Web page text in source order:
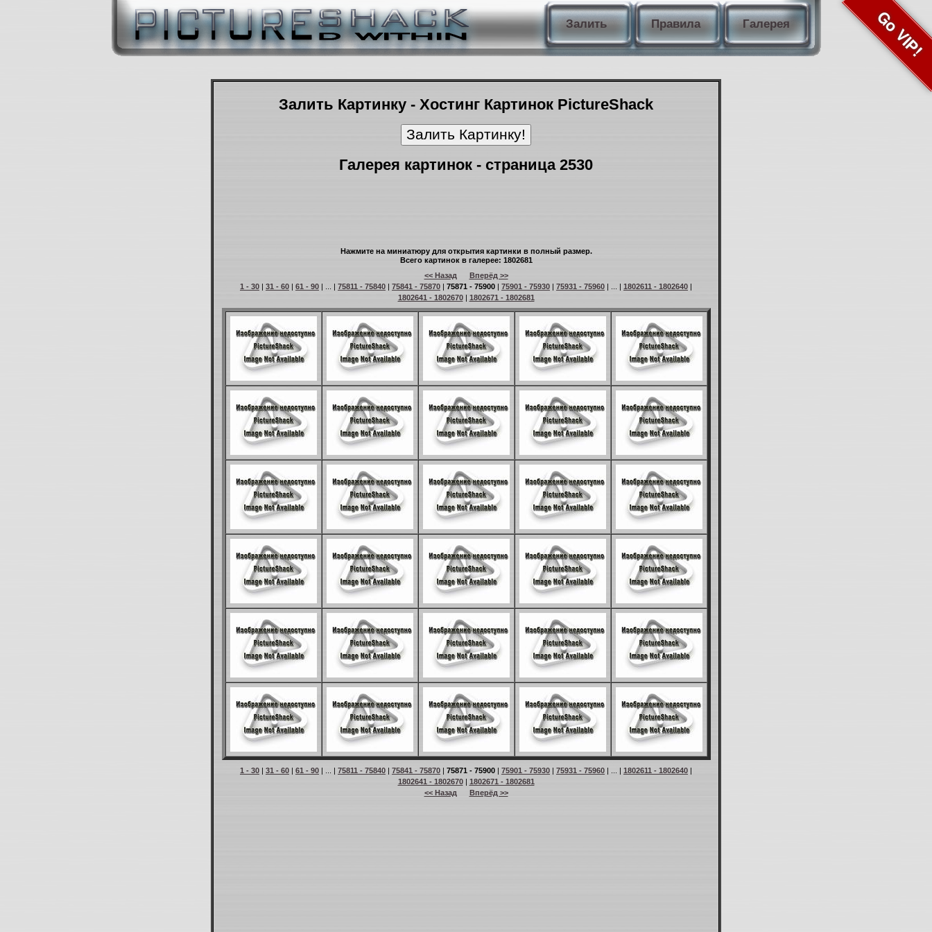
Залить Правила Галерея Go VIP!
Залить Картинку - Хостинг Картинок PictureShack
Галерея картинок - страница 2530
Нажмите на миниатюру для открытия картинки в полный размер.
Всего картинок в галерее: 1802681
<< Назад
Вперёд >>
1 - 30 | 31 - 60 | 61 - 90 | ... | 75811 - 75840 | 75841 - 75870 | 75871 - 75900 | 75901 - 75930 | 75931 - 75960 | ... | 1802611 - 1802640 |
1802641 - 1802670| 1802671 - 1802681
1 - 30 | 31 - 60 | 61 - 90 | ... | 75811 - 75840 | 75841 - 75870 | 75871 - 75900 | 75901 - 75930 | 75931 - 75960 | ... | 1802611 - 1802640 |
1802641 - 1802670| 1802671 - 1802681
<< Назад
Вперёд >>